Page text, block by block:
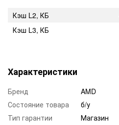
Кэш L2, КБ
Кэш L3, КБ
Характеристики
Бренд
AMD
Состояние товара
б/у
Тип гарантии
Магазин